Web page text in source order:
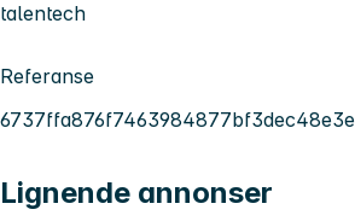
talentech
Referanse
6737ffa876f7463984877bf3dec48e3e
Lignende annonser